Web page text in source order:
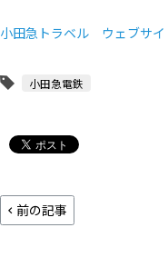
小田急トラベル ウェブサイ
小田急電鉄
前の記事